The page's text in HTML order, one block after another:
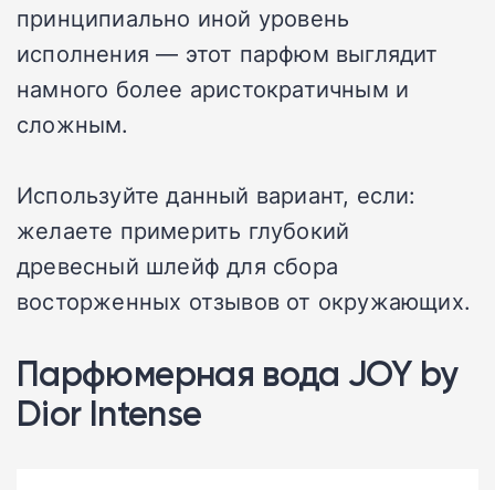
принципиально иной уровень
исполнения — этот парфюм выглядит
намного более аристократичным и
сложным.
Используйте данный вариант, если:
желаете примерить глубокий
древесный шлейф для сбора
восторженных отзывов от окружающих.
Парфюмерная вода JOY by
Dior Intense